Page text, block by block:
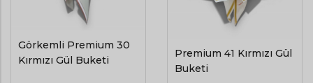
Görkemli Premium 30
Kırmızı Gül Buketi
Premium 41 Kırmızı Gül
Buketi